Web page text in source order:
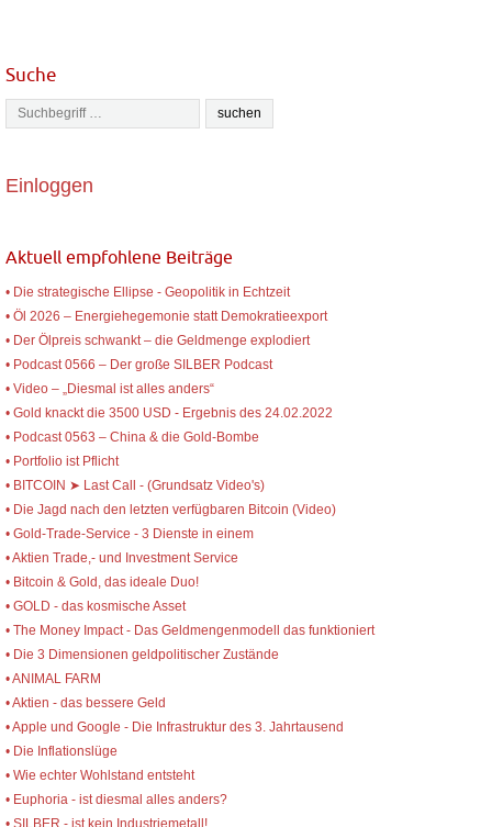
Suche
Einloggen
Aktuell empfohlene Beiträge
• Die strategische Ellipse - Geopolitik in Echtzeit
• Öl 2026 – Energiehegemonie statt Demokratieexport
• Der Ölpreis schwankt – die Geldmenge explodiert
• Podcast 0566 – Der große SILBER Podcast
• Video – „Diesmal ist alles anders“
• Gold knackt die 3500 USD - Ergebnis des 24.02.2022
• Podcast 0563 – China & die Gold-Bombe
• Portfolio ist Pflicht
• BITCOIN ➤ Last Call - (Grundsatz Video's)
• Die Jagd nach den letzten verfügbaren Bitcoin (Video)
• Gold-Trade-Service - 3 Dienste in einem
• Aktien Trade,- und Investment Service
• Bitcoin & Gold, das ideale Duo!
• GOLD - das kosmische Asset
• The Money Impact - Das Geldmengenmodell das funktioniert
• Die 3 Dimensionen geldpolitischer Zustände
• ANIMAL FARM
• Aktien - das bessere Geld
• Apple und Google - Die Infrastruktur des 3. Jahrtausend
• Die Inflationslüge
• Wie echter Wohlstand entsteht
• Euphoria - ist diesmal alles anders?
• SILBER - ist kein Industriemetall!